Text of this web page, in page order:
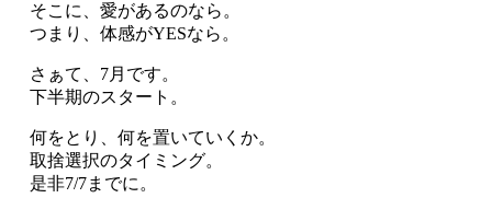
そこに、愛があるのなら。
つまり、体感がYESなら。
さぁて、7月です。
下半期のスタート。
何をとり、何を置いていくか。
取捨選択のタイミング。
是非7/7までに。